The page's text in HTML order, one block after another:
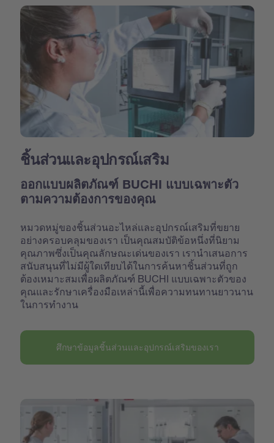
ชิ้นส่วนและอุปกรณ์เสริม
ออกแบบผลิตภัณฑ์ BUCHI แบบเฉพาะตัว
ตามความต้องการของคุณ
หมวดหมู่ของชิ้นส่วนอะไหล่และอุปกรณ์เสริมที่ขยาย
อย่างครอบคลุมของเรา เป็นคุณสมบัติข้อหนึ่งที่นิยาม
คุณภาพซึ่งเป็นคุณลักษณะเด่นของเรา เรานำเสนอการ
สนับสนุนที่ไม่มีผู้ใดเทียบได้ในการค้นหาชิ้นส่วนที่ถูก
ต้องเหมาะสมเพื่อผลิตภัณฑ์ BUCHI แบบเฉพาะตัวของ
คุณและรักษาเครื่องมือเหล่านี้เพื่อความทนทานยาวนาน
ในการทำงาน
ศึกษาข้อมูลชิ้นส่วนและอุปกรณ์เสริมของเรา